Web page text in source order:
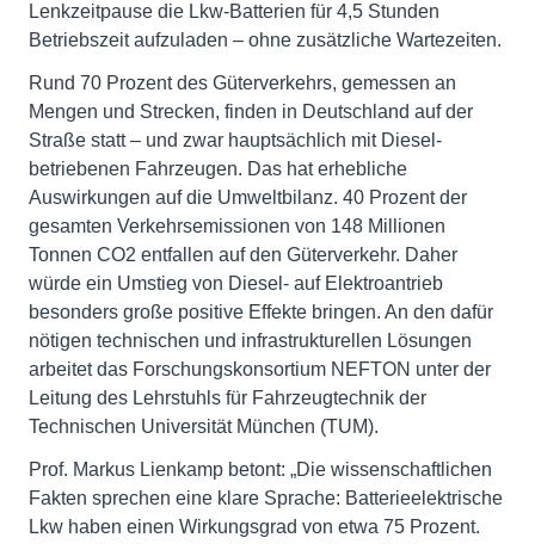
Lenkzeitpause die Lkw-Batterien für 4,5 Stunden
Betriebszeit aufzuladen – ohne zusätzliche Wartezeiten.
Rund 70 Prozent des Güterverkehrs, gemessen an
Mengen und Strecken, finden in Deutschland auf der
Straße statt – und zwar hauptsächlich mit Diesel-
betriebenen Fahrzeugen. Das hat erhebliche
Auswirkungen auf die Umweltbilanz. 40 Prozent der
gesamten Verkehrsemissionen von 148 Millionen
Tonnen CO2 entfallen auf den Güterverkehr. Daher
würde ein Umstieg von Diesel- auf Elektroantrieb
besonders große positive Effekte bringen. An den dafür
nötigen technischen und infrastrukturellen Lösungen
arbeitet das Forschungskonsortium NEFTON unter der
Leitung des Lehrstuhls für Fahrzeugtechnik der
Technischen Universität München (TUM).
Prof. Markus Lienkamp betont: „Die wissenschaftlichen
Fakten sprechen eine klare Sprache: Batterieelektrische
Lkw haben einen Wirkungsgrad von etwa 75 Prozent.